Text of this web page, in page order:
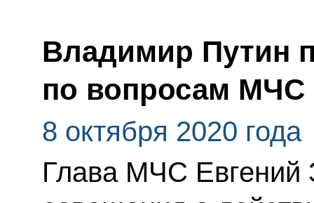
Владимир Путин
по вопросам МЧС
8 октября 2020 года
Глава МЧС Евгений